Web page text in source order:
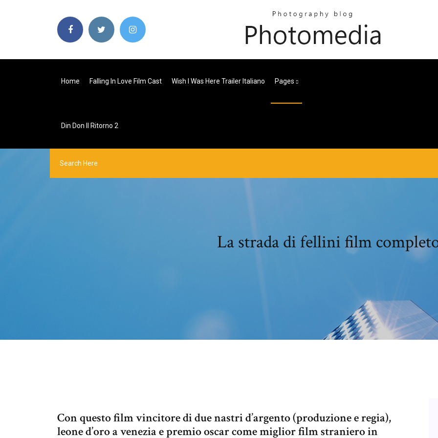
Home Falling In Love Film Cast Wish I Was Here Trailer Italiano Pages
Din Don Il Ritorno 2
La strada di fellini film
Con questo film vincitore di due nastri d’argento (produzione e regia),
leone d’oro a venezia e premio oscar come miglior film straniero in